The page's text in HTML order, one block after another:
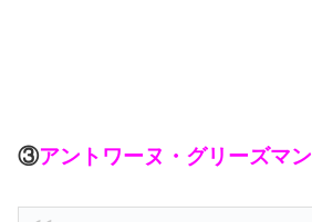
③アントワーヌ・グリーズマン